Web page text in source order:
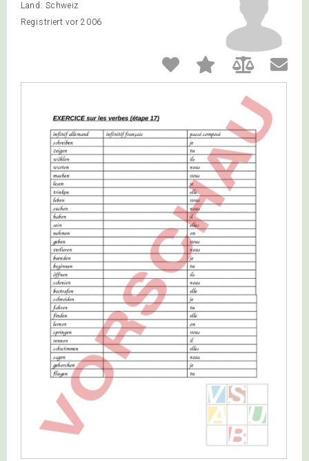
Land: Schweiz
Registriert vor 2006